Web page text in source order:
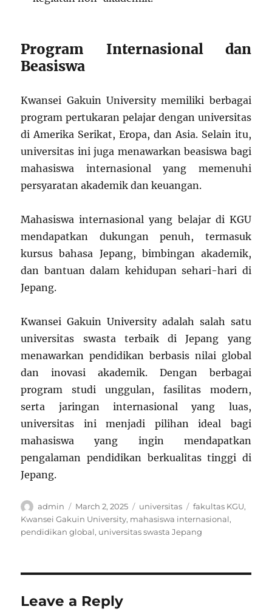
Program Internasional dan
Beasiswa
Kwansei Gakuin University memiliki berbagai
program pertukaran pelajar dengan universitas
di Amerika Serikat, Eropa, dan Asia. Selain itu,
universitas ini juga menawarkan beasiswa bagi
mahasiswa internasional yang memenuhi
persyaratan akademik dan keuangan.
Mahasiswa internasional yang belajar di KGU
mendapatkan dukungan penuh, termasuk
kursus bahasa Jepang, bimbingan akademik,
dan bantuan dalam kehidupan sehari-hari di
Jepang.
Kwansei Gakuin University adalah salah satu
universitas swasta terbaik di Jepang yang
menawarkan pendidikan berbasis nilai global
dan inovasi akademik. Dengan berbagai
program studi unggulan, fasilitas modern,
serta jaringan internasional yang luas,
universitas ini menjadi pilihan ideal bagi
mahasiswa yang ingin mendapatkan
pengalaman pendidikan berkualitas tinggi di
Jepang.
Author
admin
Posted
on
March 2, 2025 Categories
universitas Tags
fakultas KGU,
Kwansei Gakuin University, mahasiswa internasional,
pendidikan global, universitas swasta Jepang
Leave a Reply